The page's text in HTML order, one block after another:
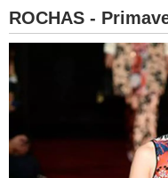
ROCHAS -